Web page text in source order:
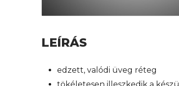
LEÍRÁS
edzett, valódi üveg réteg